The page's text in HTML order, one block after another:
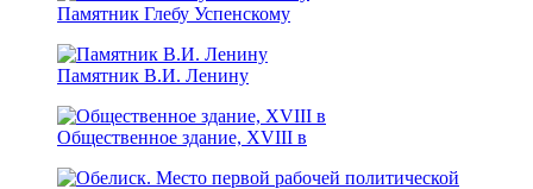
Памятник Глебу Успенскому
Памятник В.И. Ленину
Общественное здание, XVIII в